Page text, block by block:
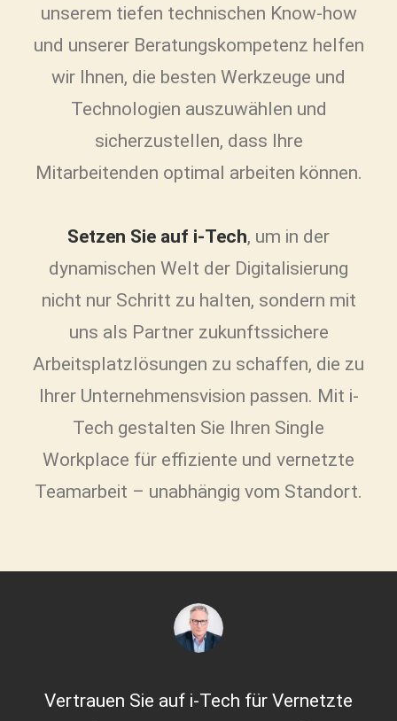
unserem tiefen technischen Know-how
und unserer Beratungskompetenz helfen
wir Ihnen, die besten Werkzeuge und
Technologien auszuwählen und
sicherzustellen, dass Ihre
Mitarbeitenden optimal arbeiten können.
Setzen Sie auf i-Tech, um in der
dynamischen Welt der Digitalisierung
nicht nur Schritt zu halten, sondern mit
uns als Partner zukunftssichere
Arbeitsplatzlösungen zu schaffen, die zu
Ihrer Unternehmensvision passen. Mit i-
Tech gestalten Sie Ihren Single
Workplace für effiziente und vernetzte
Teamarbeit – unabhängig vom Standort.
Vertrauen Sie auf i-Tech für Vernetzte